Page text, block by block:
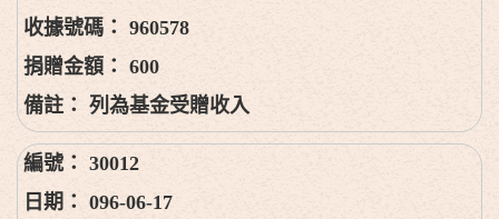
960578
600
列為基金受贈收入
30012
096-06-17